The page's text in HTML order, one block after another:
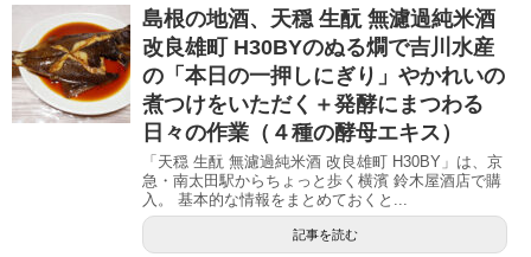
島根の地酒、天穏 生酛 無濾過純米酒
改良雄町 H30BYのぬる燗で吉川水産
の「本日の一押しにぎり」やかれいの
煮つけをいただく＋発酵にまつわる
日々の作業（４種の酵母エキス）
「天穏 生酛 無濾過純米酒 改良雄町 H30BY」は、京
急・南太田駅からちょっと歩く横濱 鈴木屋酒店で購
入。 基本的な情報をまとめておくと...
記事を読む